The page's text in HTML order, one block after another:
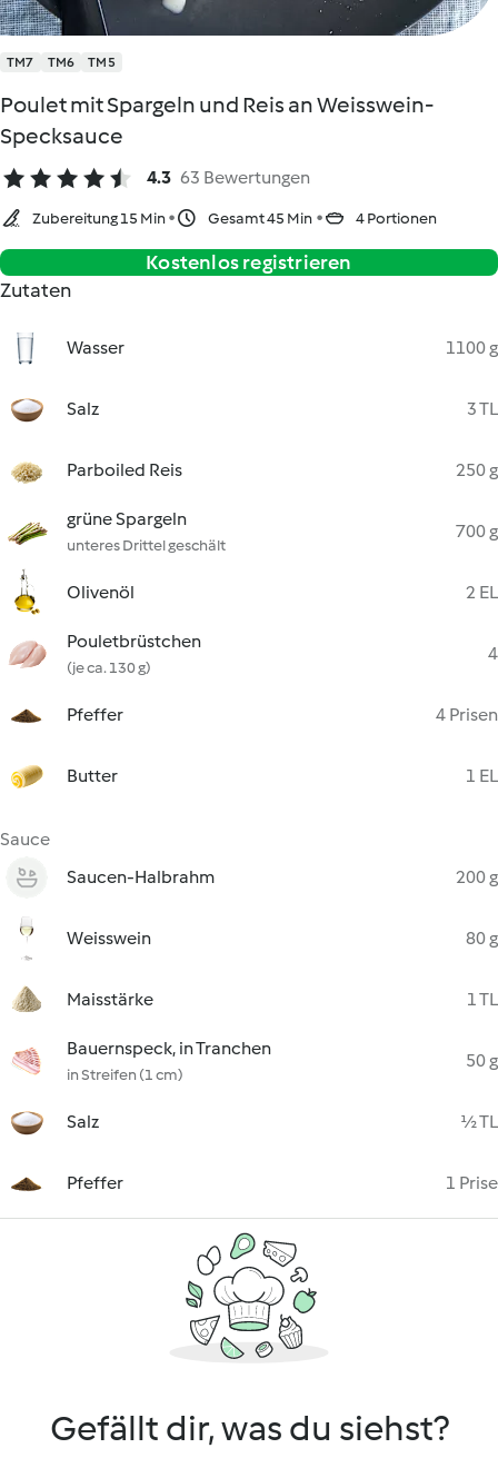
TM7 TM6 TM5
Poulet mit Spargeln und Reis an Weisswein-
Specksauce
4.3 63 Bewertungen
Zubereitung 15 Min Gesamt 45 Min 4 Portionen
Kostenlos registrieren
Zutaten
Wasser 1100 g
Salz 3 TL
Parboiled Reis 250 g
grüne Spargeln
unteres Drittel geschält
700 g
Olivenöl 2 EL
Pouletbrüstchen
(je ca. 130 g)
4
Pfeffer 4 Prisen
Butter 1 EL
Sauce
Saucen-Halbrahm
200 g
Weisswein 80 g
Maisstärke 1 TL
Bauernspeck, in Tranchen
in Streifen (1 cm)
50 g
Salz ½ TL
Pfeffer 1 Prise
Gefällt dir, was du siehst?